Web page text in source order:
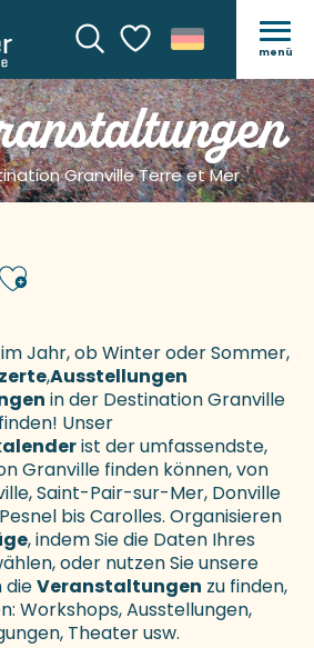
SucheVoir les favoris
menü
Granville Terre et Mer
Ajouter aux favoris
Jahr, ob Winter oder Sommer,
,Ausstellungen
in der Destination Granville
Unser
ist der umfassendste,
Granville finden können, von
Saint-Pair-sur-Mer, Donville
bis Carolles. Organisieren
, indem Sie die Daten Ihres
oder nutzen Sie unsere
dieVeranstaltungen zu finden,
Workshops, Ausstellungen,
Theater usw.